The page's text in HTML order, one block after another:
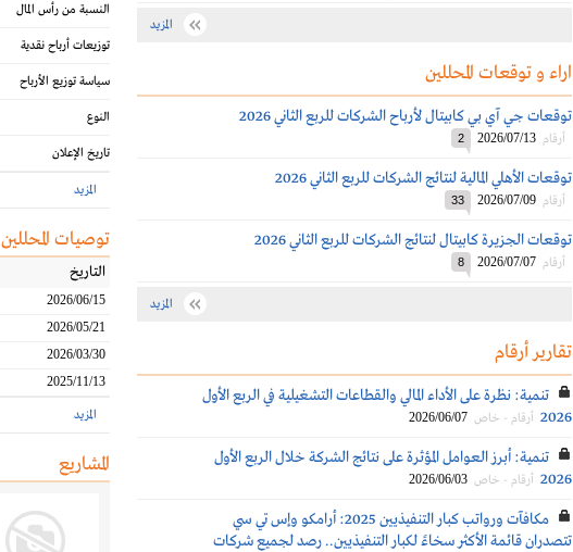
المزيد
اراء و توقعات المحللين
توقعات جي آي بي كابيتال لأرباح الشركات للربع الثاني 2026
أرقام 2026/07/13
2
توقعات الأهلي المالية لنتائج الشركات للربع الثاني 2026
أرقام 2026/07/09
33
توقعات الجزيرة كابيتال لنتائج الشركات للربع الثاني 2026
أرقام 2026/07/07
8
المزيد
تقارير أرقام
تنمية: نظرة على الأداء المالي والقطاعات التشغيلية في الربع الأول
2026 أرقام - خاص 2026/06/07
تنمية: أبرز العوامل المؤثرة على نتائج الشركة خلال الربع الأول
2026 أرقام - خاص 2026/06/03
مكافآت ورواتب كبار التنفيذيين 2025: أرامكو وإس تي سي
تتصدران قائمة الأكثر سخاءً لكبار التنفيذيين.. رصد لجميع شركات
النسبة من رأس المال
توزيعات أرباح نقدية
سياسة توزيع الأرباح
النوع
تاريخ الإعلان
المزيد
توصيات المحللين
التاريخ
2026/06/15
2026/05/21
2026/03/30
2025/11/13
المزيد
المشاريع